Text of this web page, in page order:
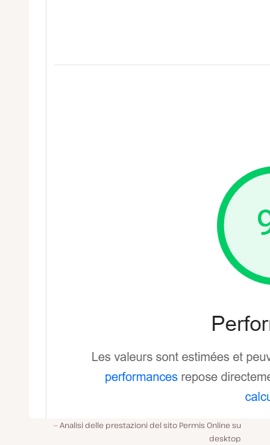
Analisi delle prestazioni del sito Permis Online su
desktop